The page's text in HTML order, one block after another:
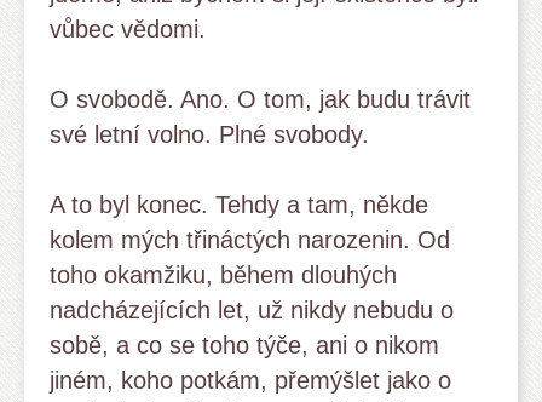
vůbec vědomi.
O svobodě. Ano. O tom, jak budu trávit
své letní volno. Plné svobody.
A to byl konec. Tehdy a tam, někde
kolem mých třináctých narozenin. Od
toho okamžiku, během dlouhých
nadcházejících let, už nikdy nebudu o
sobě, a co se toho týče, ani o nikom
jiném, koho potkám, přemýšlet jako o